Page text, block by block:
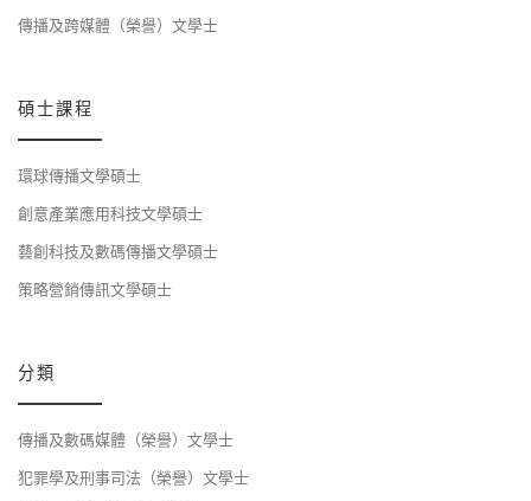
傳播及跨媒體（榮譽）文學士
碩士課程
環球傳播文學碩士
創意產業應用科技文學碩士
藝創科技及數碼傳播文學碩士
策略營銷傳訊文學碩士
分類
傳播及數碼媒體（榮譽）文學士
犯罪學及刑事司法（榮譽）文學士